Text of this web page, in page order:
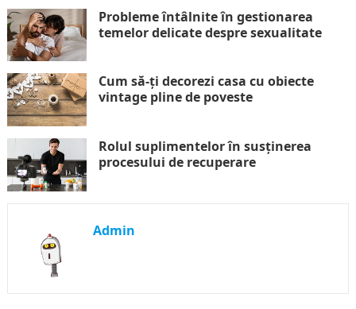
Probleme întâlnite în gestionarea
temelor delicate despre sexualitate
Cum să-ți decorezi casa cu obiecte
vintage pline de poveste
Rolul suplimentelor în susținerea
procesului de recuperare
Admin